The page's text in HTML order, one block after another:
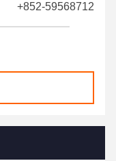
+852-59568712